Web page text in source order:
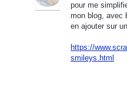
pour me
mon blog, avec
en ajouter sur
https://
smileys.html